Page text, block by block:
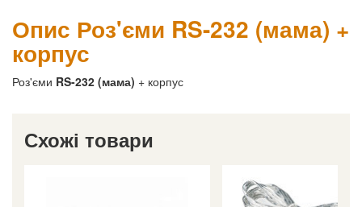
Опис Роз'єми RS-232 (мама) +
корпус
Роз'єми RS-232 (мама) + корпус
Схожі товари